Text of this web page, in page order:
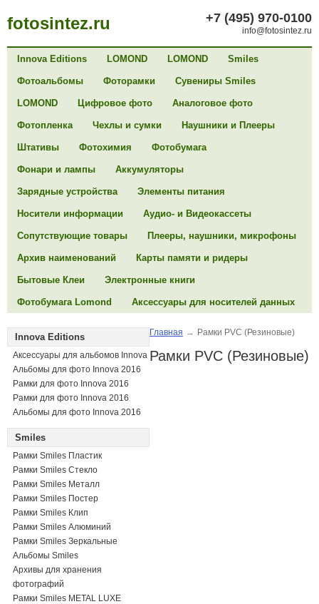
fotosintez.ru +7 (495) 970-0100
info@fotosintez.ru
Innova Editions LOMOND LOMOND Smiles
Фотоальбомы Фоторамки Сувениры Smiles
LOMOND Цифровое фото Аналоговое фото
Фотопленка Чехлы и сумки Наушники и Плееры
Штативы Фотохимия Фотобумага
Фонари и лампы Аккумуляторы
Зарядные устройства Элементы питания
Носители информации Аудио- и Видеокассеты
Сопутствующие товары Плееры, наушники, микрофоны
Архив наименований Карты памяти и ридеры
Бытовые Клеи Электронные книги
Фотобумага Lomond Аксессуары для носителей данных
Innova Editions
Аксессуары для альбомов Innova
Альбомы для фото Innova 2016
Рамки для фото Innova 2016
Рамки для фото Innova 2016
Альбомы для фото Innova 2016
Smiles
Рамки Smiles Пластик
Рамки Smiles Стекло
Рамки Smiles Металл
Рамки Smiles Постер
Рамки Smiles Клип
Рамки Smiles Алюминий
Рамки Smiles Зеркальные
Альбомы Smiles
Архивы для хранения
фотографий
Рамки Smiles METAL LUXE
Главная → Рамки PVC (Резиновые)
Рамки PVC (Резиновые)